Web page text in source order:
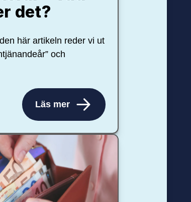
det?
här artikeln reder vi ut
och
Läs mer